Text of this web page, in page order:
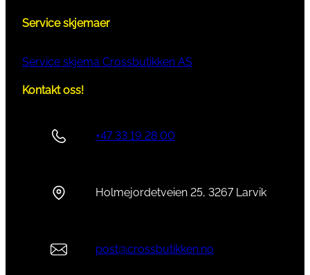
Service skjemaer
Service skjema Crossbutikken AS
Kontakt oss!
+47 33 19 28 00
Holmejordetveien 25, 3267 Larvik
post@crossbutikken.no